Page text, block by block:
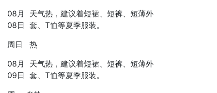
08月
08日
天气热，建议着短裙、短裤、短薄外
套、T恤等夏季服装。
周日
08月
09日
热
天气热，建议着短裙、短裤、短薄外
套、T恤等夏季服装。